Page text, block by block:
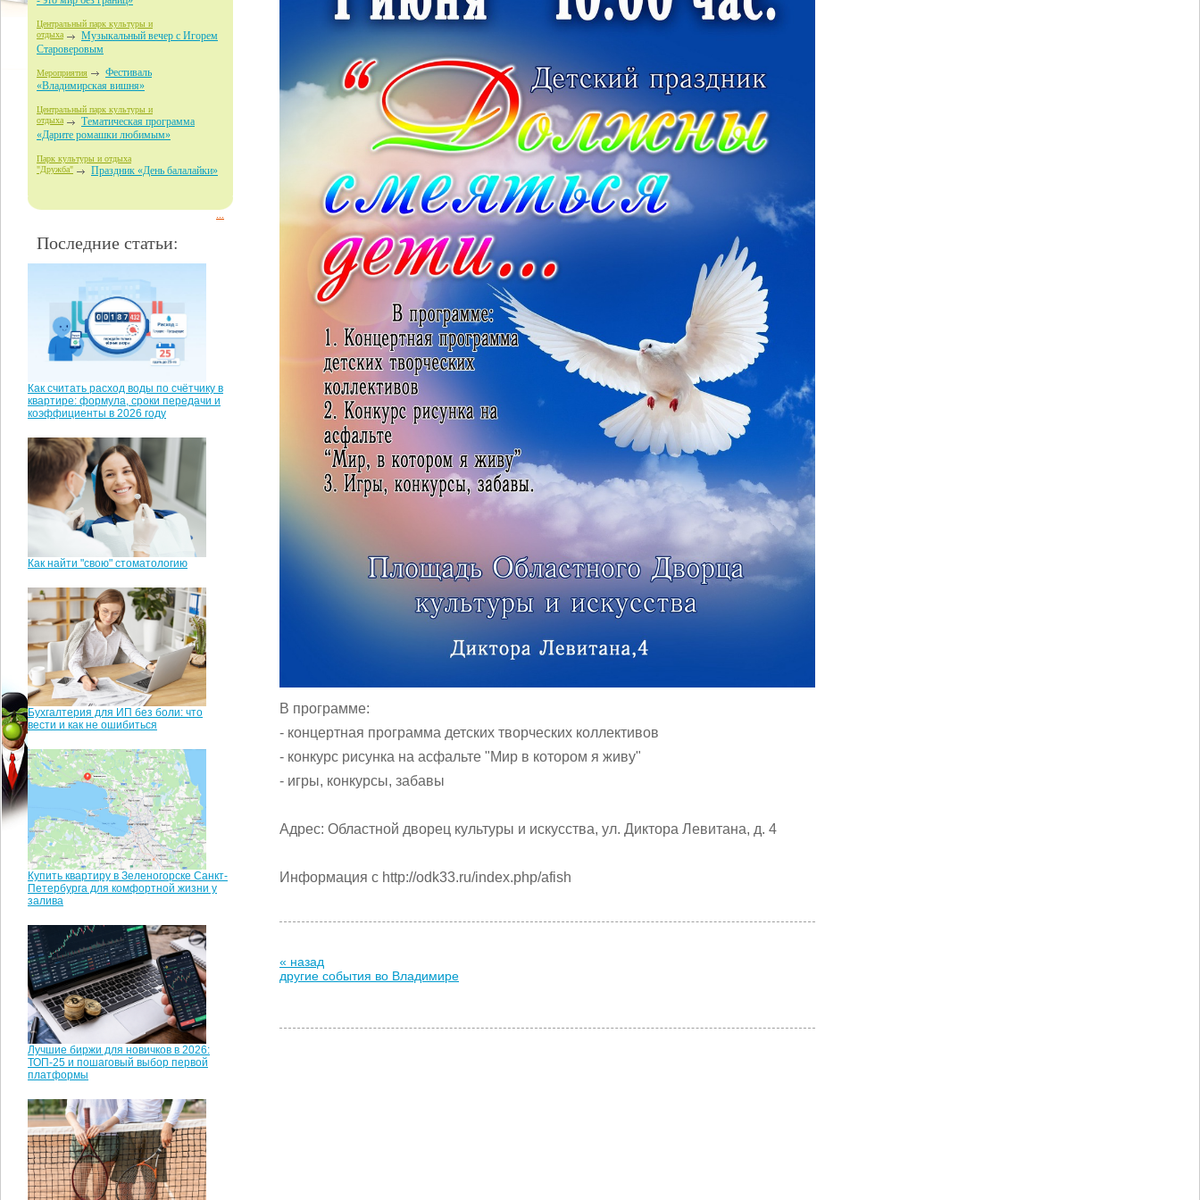
Центральный парк культуры и
отдыха
Музыкальный вечер с Игорем
Староверовым
Мероприятия
Фестиваль
«Владимирская вишня»
Центральный парк культуры и
отдыха
Тематическая программа
«Дарите ромашки любимым»
Парк культуры и отдыха
"Дружба" Праздник «День балалайки»
Последние статьи:
Как считать расход воды по счётчику в
квартире: формула, сроки передачи и
коэффициенты в 2026 году
Как найти "свою" стоматологию
Бухгалтерия для ИП без боли: что
вести и как не ошибиться
Купить квартиру в Зеленогорске Санкт-
Петербурга для комфортной жизни у
залива
Лучшие биржи для новичков в 2026:
ТОП-25 и пошаговый выбор первой
платформы
В программе:
- концертная программа детских творческих коллективов
- конкурс рисунка на асфальте "Мир в котором я живу"
- игры, конкурсы, забавы
Адрес: Областной дворец культуры и искусства, ул. Диктора Левитана, д. 4
Информация с http://odk33.ru/index.php/afish
« назад
другие события во Владимире